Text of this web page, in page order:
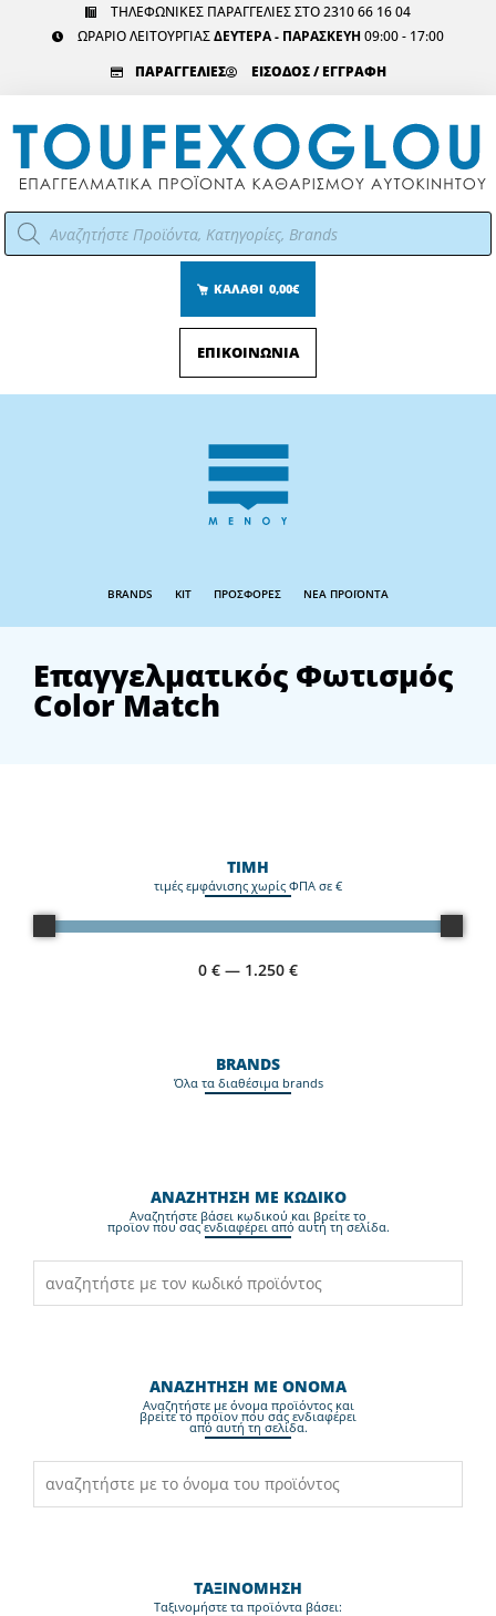
ΤΗΛΕΦΩΝΙΚΕΣ ΠΑΡΑΓΓΕΛΙΕΣ ΣΤΟ 2310 66 16 04
ΩΡΑΡΙΟ ΛΕΙΤΟΥΡΓΙΑΣΔΕΥΤΕΡΑ - ΠΑΡΑΣΚΕΥΗ 09:00 - 17:00
ΠΑΡΑΓΓΕΛΙΕΣ
ΕΙΣΟΔΟΣ / ΕΓΓΡΑΦΗ
Αναζήτηση
προϊόντων
ΚΑΛΑΘΙ 0,00€
ΕΠΙΚΟΙΝΩΝΙΑ
Menu
BRANDS KIT ΠΡΟΣΦΟΡΕΣ ΝΕΑ ΠΡΟΪΟΝΤΑ
Επαγγελματικός Φωτισμός
Color Match
ΤΙΜΗ
τιμές εμφάνισης χωρίς ΦΠΑ σε €
0 € — 1.250 €
BRANDS
Όλα τα διαθέσιμα brands
ΑΝΑΖΗΤΗΣΗ ΜΕ ΚΩΔΙΚΟ
Aναζητήστε βάσει κωδικού και βρείτε το
προϊον που σας ενδιαφέρει από αυτή τη σελίδα.
ΑΝΑΖΗΤΗΣΗ ΜΕ ΟΝΟΜΑ
Aναζητήστε με όνομα προϊόντος και
βρείτε το προϊον που σας ενδιαφέρει
από αυτή τη σελίδα.
ΤΑΞΙΝΟΜΗΣΗ
Ταξινομήστε τα προϊόντα βάσει: